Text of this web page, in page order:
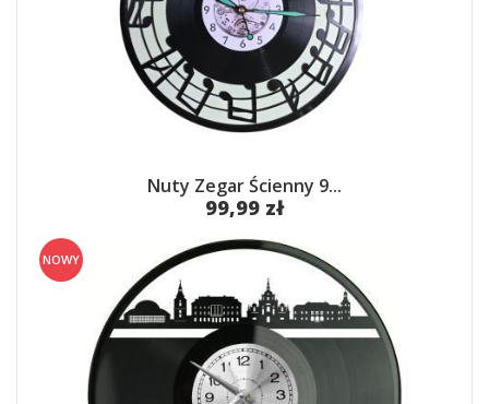
Nuty Zegar Ścienny 9...
99,99 zł
NOWY